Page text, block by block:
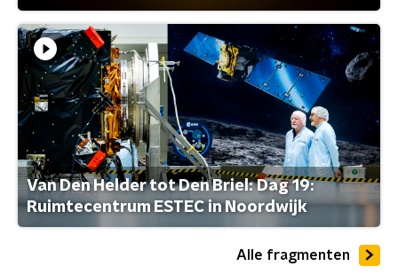
Van Den Helder tot Den Briel: Dag 19:
Ruimtecentrum ESTEC in Noordwijk
Alle fragmenten